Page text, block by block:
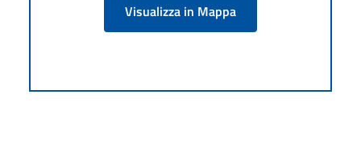
Visualizza in Mappa